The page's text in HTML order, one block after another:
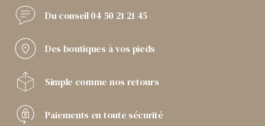
Du conseil04 50 21 21 45
Des boutiques à vos pieds
Simple comme nos retours
Paiements en toute sécurité